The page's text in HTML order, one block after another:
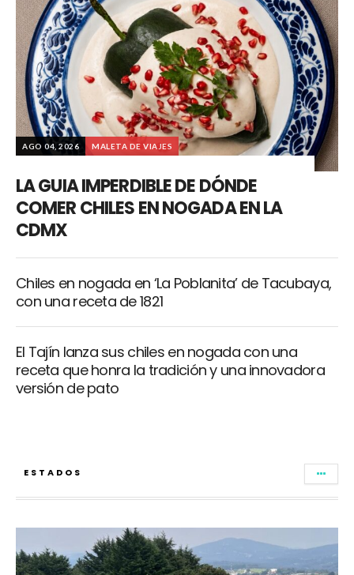
AGO 04, 2026 MALETA DE VIAJES
LA GUIA IMPERDIBLE DE DÓNDE
COMER CHILES EN NOGADA EN LA
CDMX
Chiles en nogada en ‘La Poblanita’ de Tacubaya,
con una receta de 1821
El Tajín lanza sus chiles en nogada con una
receta que honra la tradición y una innovadora
versión de pato
ESTADOS